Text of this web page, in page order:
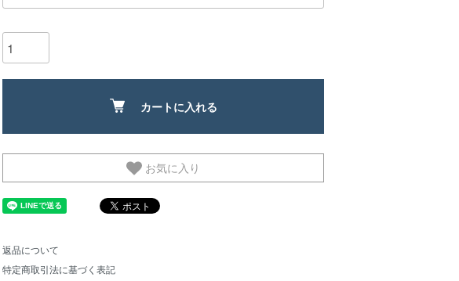
カートに入れる
お気に入り
返品について
特定商取引法に基づく表記